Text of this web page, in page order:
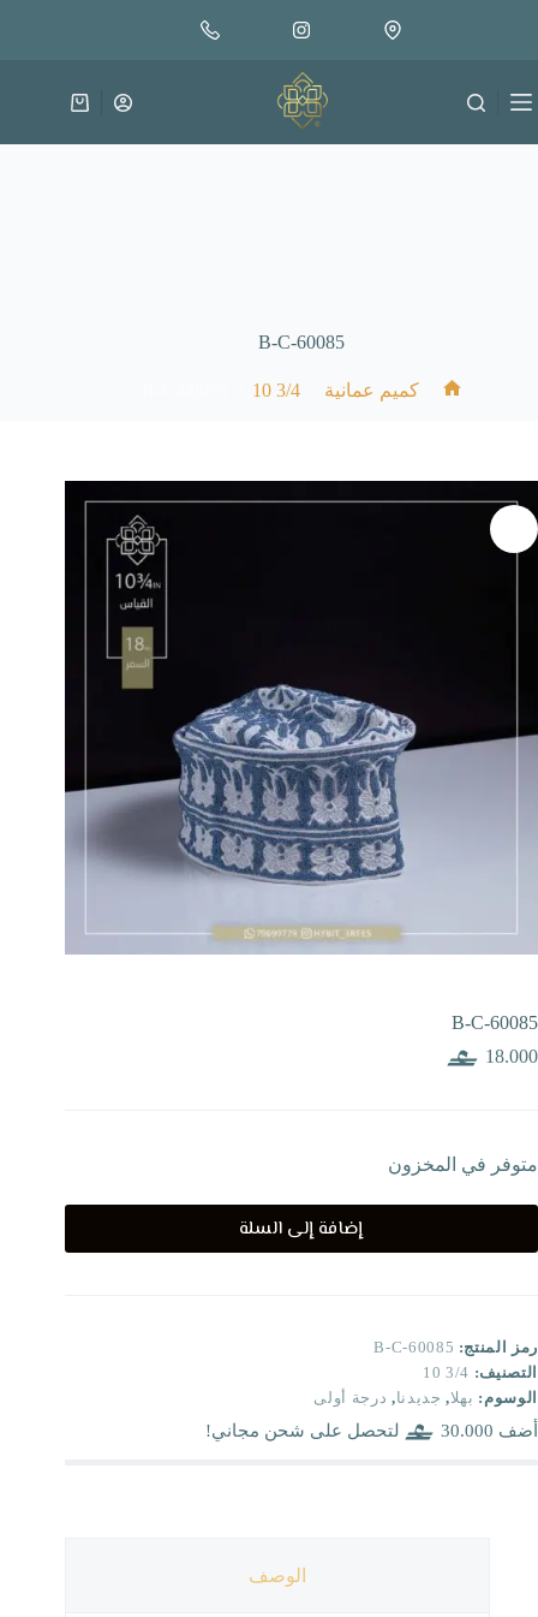
متوفر في المخزون
إضافة إلى السلة
عربة
B-C-60085
كميم عمانية 3/4 10
B-C-60085
18.000
متوفر في المخزون
إضافة إلى السلة
رمز المنتج: B-C-60085
التصنيف: 3/4 10
الوسوم: بهلا, جديدنا, درجة أولى
أضف 30.000 لتحصل على شحن مجاني!
الوصف